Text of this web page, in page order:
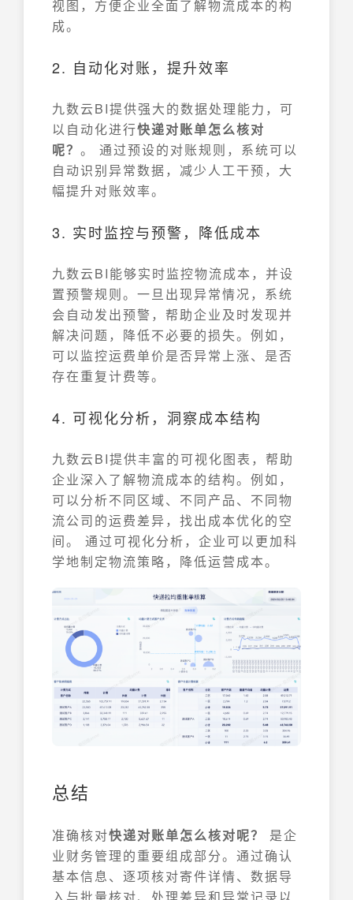
视图，方便企业全面了解物流成本的构
成。
2. 自动化对账，提升效率
九数云BI提供强大的数据处理能力，可
以自动化进行快递对账单怎么核对
呢？ 。 通过预设的对账规则，系统可以
自动识别异常数据，减少人工干预，大
幅提升对账效率。
3. 实时监控与预警，降低成本
九数云BI能够实时监控物流成本，并设
置预警规则。一旦出现异常情况，系统
会自动发出预警，帮助企业及时发现并
解决问题，降低不必要的损失。例如，
可以监控运费单价是否异常上涨、是否
存在重复计费等。
4. 可视化分析，洞察成本结构
九数云BI提供丰富的可视化图表，帮助
企业深入了解物流成本的结构。例如，
可以分析不同区域、不同产品、不同物
流公司的运费差异，找出成本优化的空
间。 通过可视化分析，企业可以更加科
学地制定物流策略，降低运营成本。
总结
准确核对快递对账单怎么核对呢？
是企
业财务管理的重要组成部分。通过确认
基本信息、逐项核对寄件详情、数据导